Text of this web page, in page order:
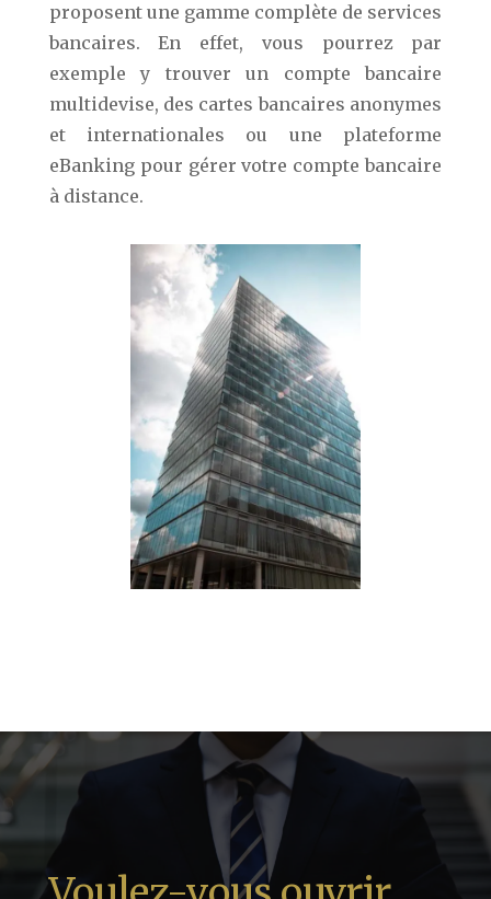
proposent une gamme complète de services
bancaires. En effet, vous pourrez par
exemple y trouver un compte bancaire
multidevise, des cartes bancaires anonymes
et internationales ou une plateforme
eBanking pour gérer votre compte bancaire
à distance.